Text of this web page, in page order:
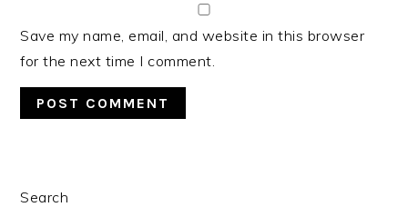
Save my name, email, and website in this browser
for the next time I comment.
PRIMARY
Search